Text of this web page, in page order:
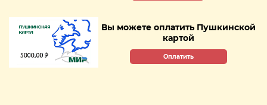
Вы можете оплатить Пушкинской
картой
Оплатить